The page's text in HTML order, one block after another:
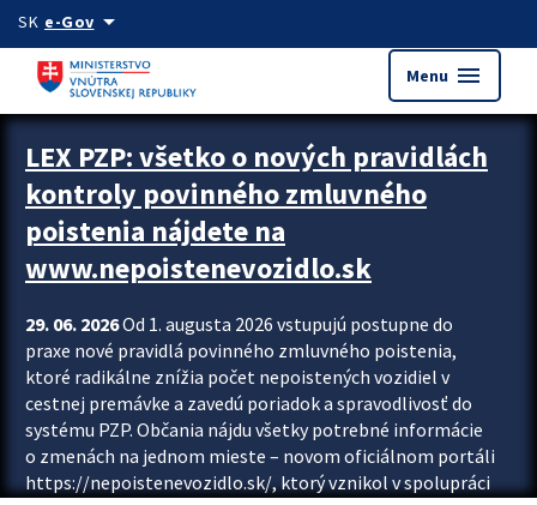
Preskocit na hlavný obsah
SK e-Govarrow_drop_down
Menu menu
Zastavit automatický posun upútavok
LEX PZP: všetko o nových pravidlách
kontroly povinného zmluvného
poistenia nájdete na
www.nepoistenevozidlo.sk
29. 06. 2026Od 1. augusta 2026 vstupujú postupne do
praxe nové pravidlá povinného zmluvného poistenia,
ktoré radikálne znížia počet nepoistených vozidiel v
cestnej premávke a zavedú poriadok a spravodlivosť do
systému PZP. Občania nájdu všetky potrebné informácie
o zmenách na jednom mieste – novom oficiálnom portáli
https://nepoistenevozidlo.sk/, ktorý vznikol v spolupráci